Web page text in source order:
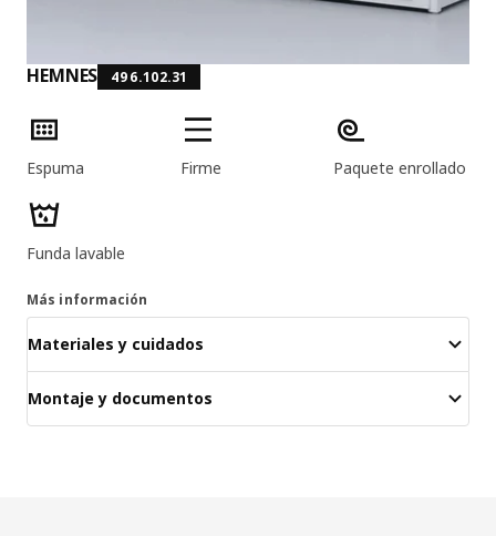
HEMNES 496.102.31
Características del producto
Espuma Firme Paquete enrollado
Funda lavable
Más información
Materiales y cuidados
Montaje y documentos